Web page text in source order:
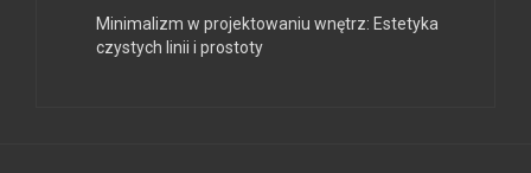
Minimalizm w projektowaniu wnętrz: Estetyka
czystych linii i prostoty